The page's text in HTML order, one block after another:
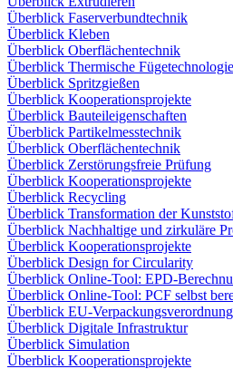
Überblick Faserverbundtechnik
Überblick Kleben
Überblick Oberflächentechnik
Überblick Thermische
Überblick Spritzgießen
Überblick Kooperationsprojekte
Überblick Bauteileigenschaften
Überblick Partikelmesstechnik
Überblick Oberflächentechnik
Überblick Zerstörungsfreie Prüfung
Überblick Kooperationsprojekte
Überblick Recycling
Überblick Transformation der
Überblick Nachhaltige und zirkuläre
Überblick Kooperationsprojekte
Überblick Design for Circularity
Überblick Online-Tool: EPD-
Überblick Online-Tool: PCF selbst
Überblick EU-
Überblick Digitale Infrastruktur
Überblick Simulation
Überblick Kooperationsprojekte